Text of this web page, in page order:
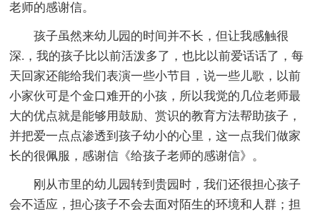
老师的感谢信。
孩子虽然来幼儿园的时间并不长，但让我感触很
深.，我的孩子比以前活泼多了，也比以前爱话话了，每
天回家还能给我们表演一些小节目，说一些儿歌，以前
小家伙可是个金口难开的小孩，所以我觉的几位老师最
大的优点就是能够用鼓励、赏识的教育方法帮助孩子，
并把爱一点点渗透到孩子幼小的心里，这一点我们做家
长的很佩服，感谢信《给孩子老师的感谢信》。
刚从市里的幼儿园转到贵园时，我们还很担心孩子
会不适应，担心孩子不会去面对陌生的环境和人群；担